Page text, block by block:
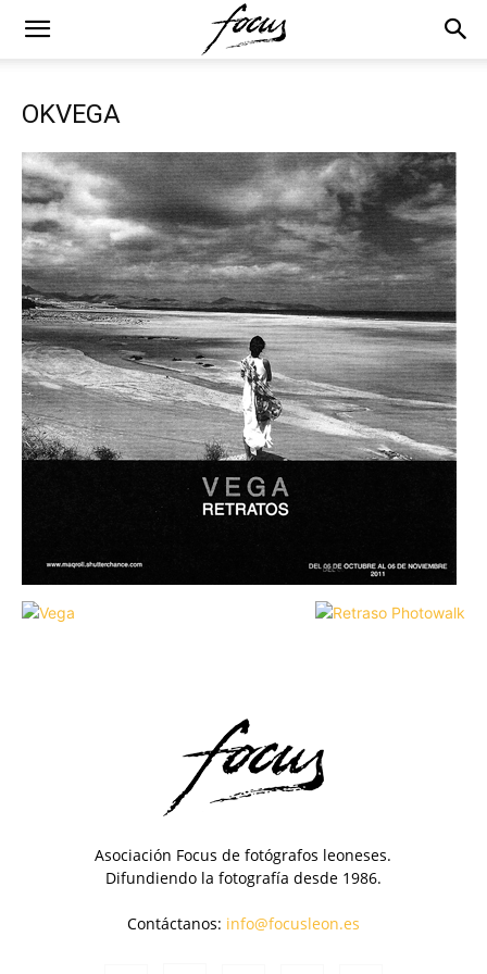
OKVEGA
Asociación Focus de fotógrafos leoneses.
Difundiendo la fotografía desde 1986.
Contáctanos: info@focusleon.es